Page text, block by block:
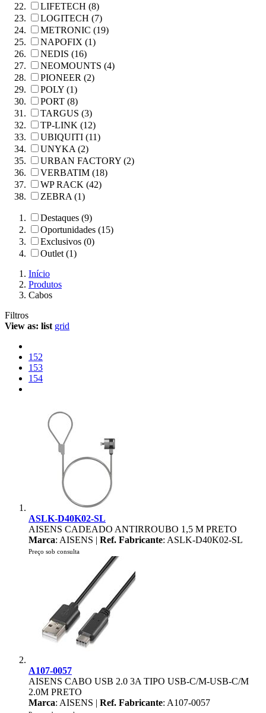
LIFETECH (8)
LOGITECH (7)
METRONIC (19)
NAPOFIX (1)
NEDIS (16)
NEOMOUNTS (4)
PIONEER (2)
POLY (1)
PORT (8)
TARGUS (3)
TP-LINK (12)
UBIQUITI (11)
UNYKA (2)
URBAN FACTORY (2)
VERBATIM (18)
WP RACK (42)
ZEBRA (1)
Destaques (9)
Oportunidades (15)
Exclusivos (0)
Outlet (1)
Início
Produtos
Cabos
Filtros
View as: list grid
152
153
154
ASLK-D40K02-SL
AISENS CADEADO ANTIRROUBO 1,5 M PRETO
Marca: AISENS | Ref. Fabricante: ASLK-D40K02-SL
Preço sob consulta
A107-0057
AISENS CABO USB 2.0 3A TIPO USB-C/M-USB-C/M
2.0M PRETO
Marca: AISENS | Ref. Fabricante: A107-0057